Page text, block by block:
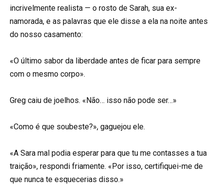
incrivelmente realista — o rosto de Sarah, sua ex-
namorada, e as palavras que ele disse a ela na noite antes
do nosso casamento:
«O último sabor da liberdade antes de ficar para sempre
com o mesmo corpo».
Greg caiu de joelhos. «Não… isso não pode ser…»
«Como é que soubeste?», gaguejou ele.
«A Sara mal podia esperar para que tu me contasses a tua
traição», respondi friamente. «Por isso, certifiquei-me de
que nunca te esquecerias disso.»